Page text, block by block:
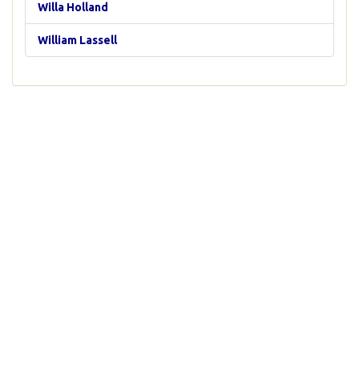
Willa Holland
William Lassell